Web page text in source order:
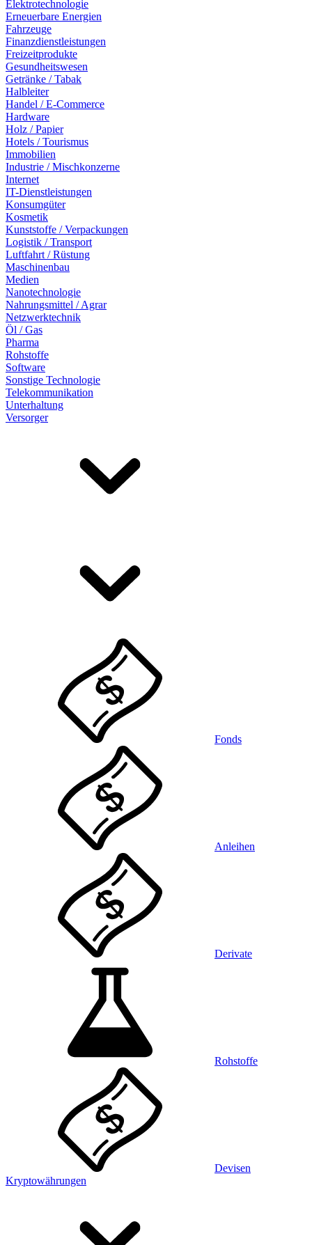
Elektrotechnologie
Erneuerbare Energien
Fahrzeuge
Finanzdienstleistungen
Freizeitprodukte
Gesundheitswesen
Getränke / Tabak
Halbleiter
Handel / E-Commerce
Hardware
Holz / Papier
Hotels / Tourismus
Immobilien
Industrie / Mischkonzerne
Internet
IT-Dienstleistungen
Konsumgüter
Kosmetik
Kunststoffe / Verpackungen
Logistik / Transport
Luftfahrt / Rüstung
Maschinenbau
Medien
Nanotechnologie
Nahrungsmittel / Agrar
Netzwerktechnik
Öl / Gas
Pharma
Rohstoffe
Software
Sonstige Technologie
Telekommunikation
Unterhaltung
Versorger
Fonds
Anleihen
Derivate
Rohstoffe
Devisen
Kryptowährungen